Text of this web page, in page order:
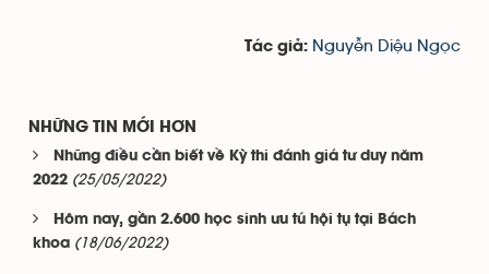
Tác giả: Nguyễn Diệu Ngọc
NHỮNG TIN MỚI HƠN
Những điều cần biết về Kỳ thi đánh giá tư duy năm
2022 (25/05/2022)
Hôm nay, gần 2.600 học sinh ưu tú hội tụ tại Bách
khoa (18/06/2022)